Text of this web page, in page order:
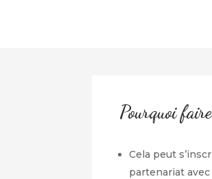
Pourquoi
Cela peut
partenariat